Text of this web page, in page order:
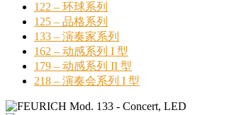
122 – 环球系列
125 – 品格系列
133 – 演奏家系列
162 – 动感系列 I 型
179 – 动感系列 II 型
218 – 演奏会系列 I 型